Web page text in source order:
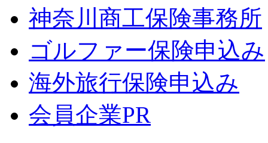
神奈川商工保険事務所
ゴルファー保険申込み
海外旅行保険申込み
会員企業PR